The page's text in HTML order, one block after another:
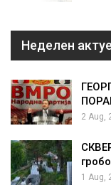
Неделен
2 Aug,
1 Aug,